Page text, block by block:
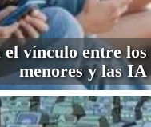
vínculo entre los
menores y las IA